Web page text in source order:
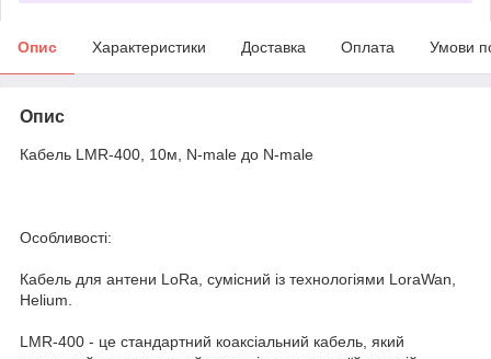
Опис Характеристики Доставка Оплата Умови
Опис
Кабель LMR-400, 10м, N-male до N-male
Особливості:
Кабель для антени LoRa, сумісний із технологіями LoraWan,
Helium.
LMR-400 - це стандартний коаксіальний кабель, який